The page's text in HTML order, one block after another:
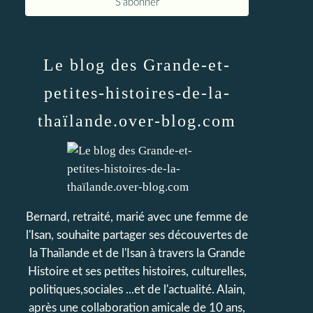
Le blog des Grande-et-
petites-histoires-de-la-
thaïlande.over-blog.com
Bernard, retraité, marié avec une femme de
l'Isan, souhaite partager ses découvertes de
la Thaïlande et de l'Isan à travers la Grande
Histoire et ses petites histoires, culturelles,
politiques,sociales ...et de l'actualité. Alain,
après une collaboration amicale de 10 ans,